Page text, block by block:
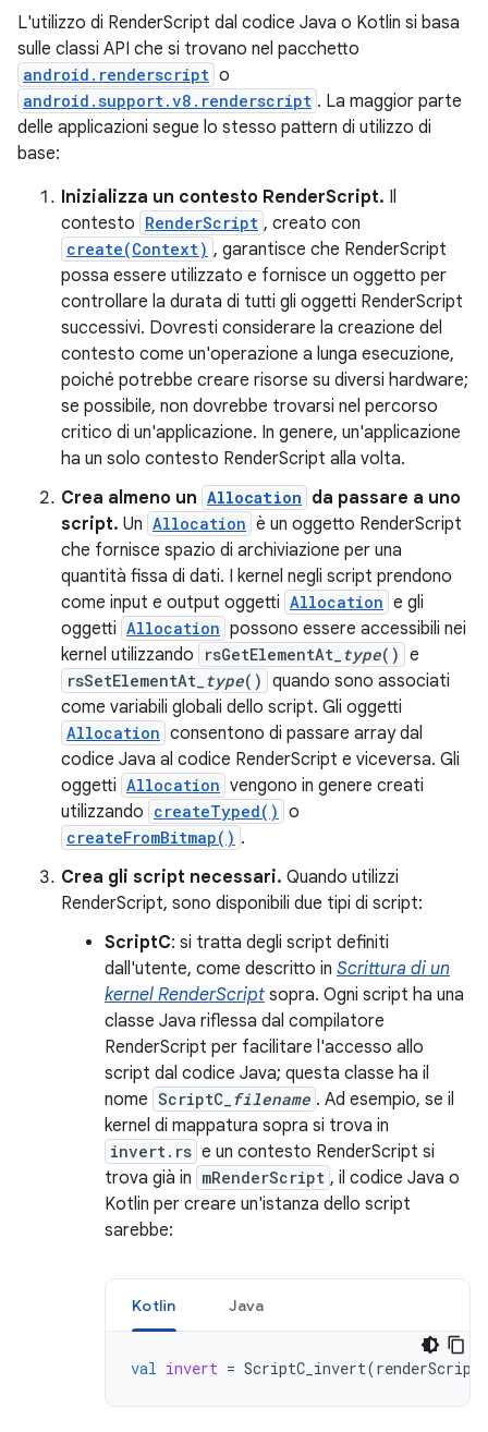
L'utilizzo di RenderScript dal codice Java o Kotlin si basa
sulle classi API che si trovano nel pacchetto
android.renderscript o
android.support.v8.renderscript . La maggior parte
delle applicazioni segue lo stesso pattern di utilizzo di
base:
Inizializza un contesto RenderScript. Il
contesto RenderScript , creato con
create(Context) , garantisce che RenderScript
possa essere utilizzato e fornisce un oggetto per
controllare la durata di tutti gli oggetti RenderScript
successivi. Dovresti considerare la creazione del
contesto come un'operazione a lunga esecuzione,
poiché potrebbe creare risorse su diversi hardware;
se possibile, non dovrebbe trovarsi nel percorso
critico di un'applicazione. In genere, un'applicazione
ha un solo contesto RenderScript alla volta.
Crea almeno un Allocation da passare a uno
script. Un Allocation è un oggetto RenderScript
che fornisce spazio di archiviazione per una
quantità fissa di dati. I kernel negli script prendono
come input e output oggetti Allocation e gli
oggetti Allocation possono essere accessibili nei
kernel utilizzando
rsGetElementAt_ type() e
rsSetElementAt_ type() quando sono associati
come variabili globali dello script. Gli oggetti
Allocation consentono di passare array dal
codice Java al codice RenderScript e viceversa. Gli
oggetti Allocation vengono in genere creati
utilizzando createTyped() o
createFromBitmap() .
Crea gli script necessari. Quando utilizzi
RenderScript, sono disponibili due tipi di script:
ScriptC: si tratta degli script definiti
dall'utente, come descritto in Scrittura di un
kernel RenderScript sopra. Ogni script ha una
classe Java riflessa dal compilatore
RenderScript per facilitare l'accesso allo
script dal codice Java; questa classe ha il
nome ScriptC_ filename . Ad esempio, se il
kernel di mappatura sopra si trova in
invert.rs e un contesto RenderScript si
trova già in mRenderScript , il codice Java o
Kotlin per creare un'istanza dello script
sarebbe:
Kotlin Java
val invert = ScriptC_invert(renderScript